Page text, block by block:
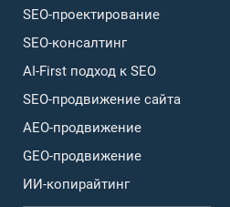
SEO-проектирование
SEO-консалтинг
AI-First подход к SEO
SEO-продвижение сайта
AEO-продвижение
GEO-продвижение
ИИ-копирайтинг